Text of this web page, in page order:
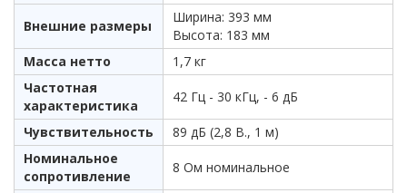
Внешние размеры
Ширина: 393 мм
Высота: 183 мм
Масса нетто
1,7 кг
Частотная
характеристика
42 Гц - 30 кГц, - 6 дБ
Чувствительность
89 дБ (2,8 В., 1 м)
Номинальное
сопротивление
8 Ом номинальное